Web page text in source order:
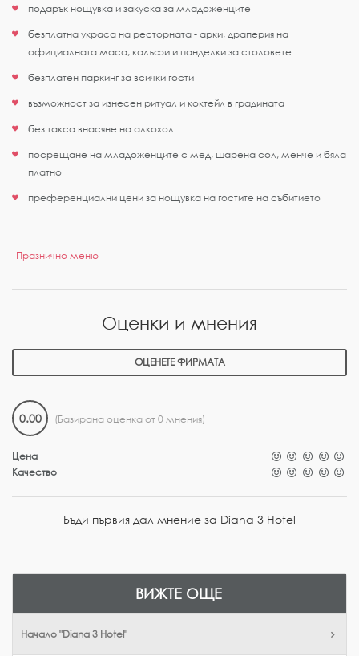
подарък нощувка и закуска за младоженците
безплатна украса на ресторната - арки, драперия на
официалната маса, калъфи и панделки за столовете
безплатен паркинг за всички гости
възможност за изнесен ритуал и коктейл в градината
без такса внасяне на алкохол
посрещане на младоженците с мед, шарена сол, менче и бяла
платно
преференциални цени за нощувка на гостите на събитието
Празнично меню
Оценки и мнения
ОЦЕНЕТЕ ФИРМАТА
0.00 (Базирана оценка от 0 мнения)
Цена
Качество
Бъди първия дал мнение за Diana 3 Hotel
ВИЖТЕ ОЩЕ
Начало "Diana 3 Hotel"